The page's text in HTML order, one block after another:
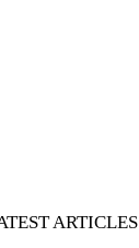
ARTICLES